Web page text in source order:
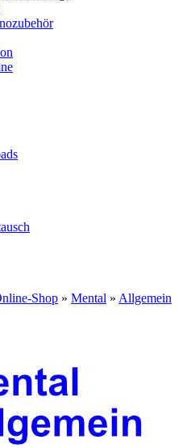
Shop » Mental » Allgemein